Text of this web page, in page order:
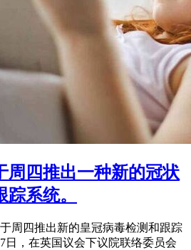
周四推出一种新的冠状
系统。
周四推出新的皇冠病毒检测和跟踪
日，在英国议会下议院联络委员会